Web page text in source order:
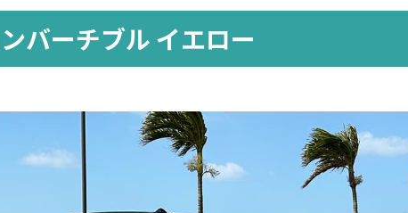
バーチブル イエロー